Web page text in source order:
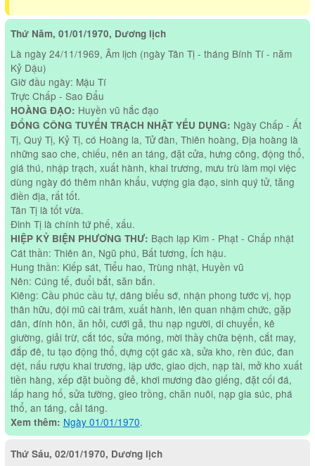
Thứ Năm, 01/01/1970, Dương lịch
Là ngày 24/11/1969, Âm lịch (ngày Tân Tị - tháng Bính Tí - năm
Kỷ Dậu)
Giờ đầu ngày: Mậu Tí
Trực Chấp - Sao Đẩu
HOÀNG ĐẠO: Huyền vũ hắc đạo
ĐỔNG CÔNG TUYỂN TRẠCH NHẬT YẾU DỤNG: Ngày Chấp - Ất
Tị, Quý Tị, Kỷ Tị, có Hoàng la, Tử đàn, Thiên hoàng, Địa hoàng là
những sao che, chiếu, nên an táng, đặt cửa, hưng công, động thổ,
giá thú, nhập trạch, xuất hành, khai trương, mưu trù làm mọi việc
dùng ngày đó thêm nhân khẩu, vượng gia đạo, sinh quý tử, tăng
điền địa, rất tốt.
Tân Tị là tốt vừa.
Đinh Tị là chính tứ phế, xấu.
HIỆP KỶ BIỆN PHƯƠNG THƯ: Bạch lạp Kim - Phạt - Chấp nhật
Cát thần: Thiên ân, Ngũ phú, Bất tương, Ích hậu.
Hung thần: Kiếp sát, Tiểu hao, Trùng nhật, Huyền vũ
Nên: Cúng tế, đuổi bắt, săn bắn.
Kiêng: Cầu phúc cầu tự, dâng biểu sớ, nhận phong tước vị, họp
thân hữu, đội mũ cài trâm, xuất hành, lên quan nhậm chức, gặp
dân, đính hôn, ăn hỏi, cưới gả, thu nạp người, di chuyển, kê
giường, giải trừ, cắt tóc, sửa móng, mời thầy chữa bệnh, cắt may,
đắp đê, tu tạo động thổ, dựng cột gác xà, sửa kho, rèn đúc, đan
dệt, nấu rượu khai trương, lập ước, giao dịch, nạp tài, mở kho xuất
tiền hàng, xếp đặt buồng đẻ, khơi mương đào giếng, đặt cối đá,
lấp hang hố, sửa tường, gieo trồng, chăn nuôi, nạp gia súc, phá
thổ, an táng, cải táng.
Xem thêm: Ngày 01/01/1970.
Thứ Sáu, 02/01/1970, Dương lịch